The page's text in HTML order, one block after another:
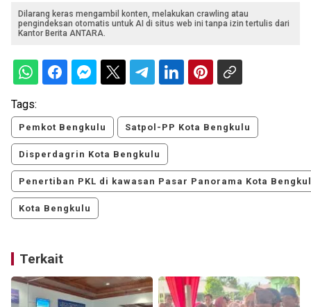
Dilarang keras mengambil konten, melakukan crawling atau
pengindeksan otomatis untuk AI di situs web ini tanpa izin tertulis dari
Kantor Berita ANTARA.
Tags:
Pemkot Bengkulu Satpol-PP Kota Bengkulu
Disperdagrin Kota Bengkulu
Penertiban PKL di kawasan Pasar Panorama Kota
Kota Bengkulu
Terkait